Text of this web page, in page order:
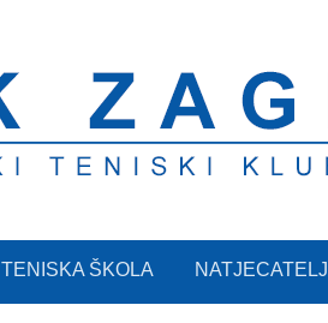
TENISKA ŠKOLA NATJECATELJI